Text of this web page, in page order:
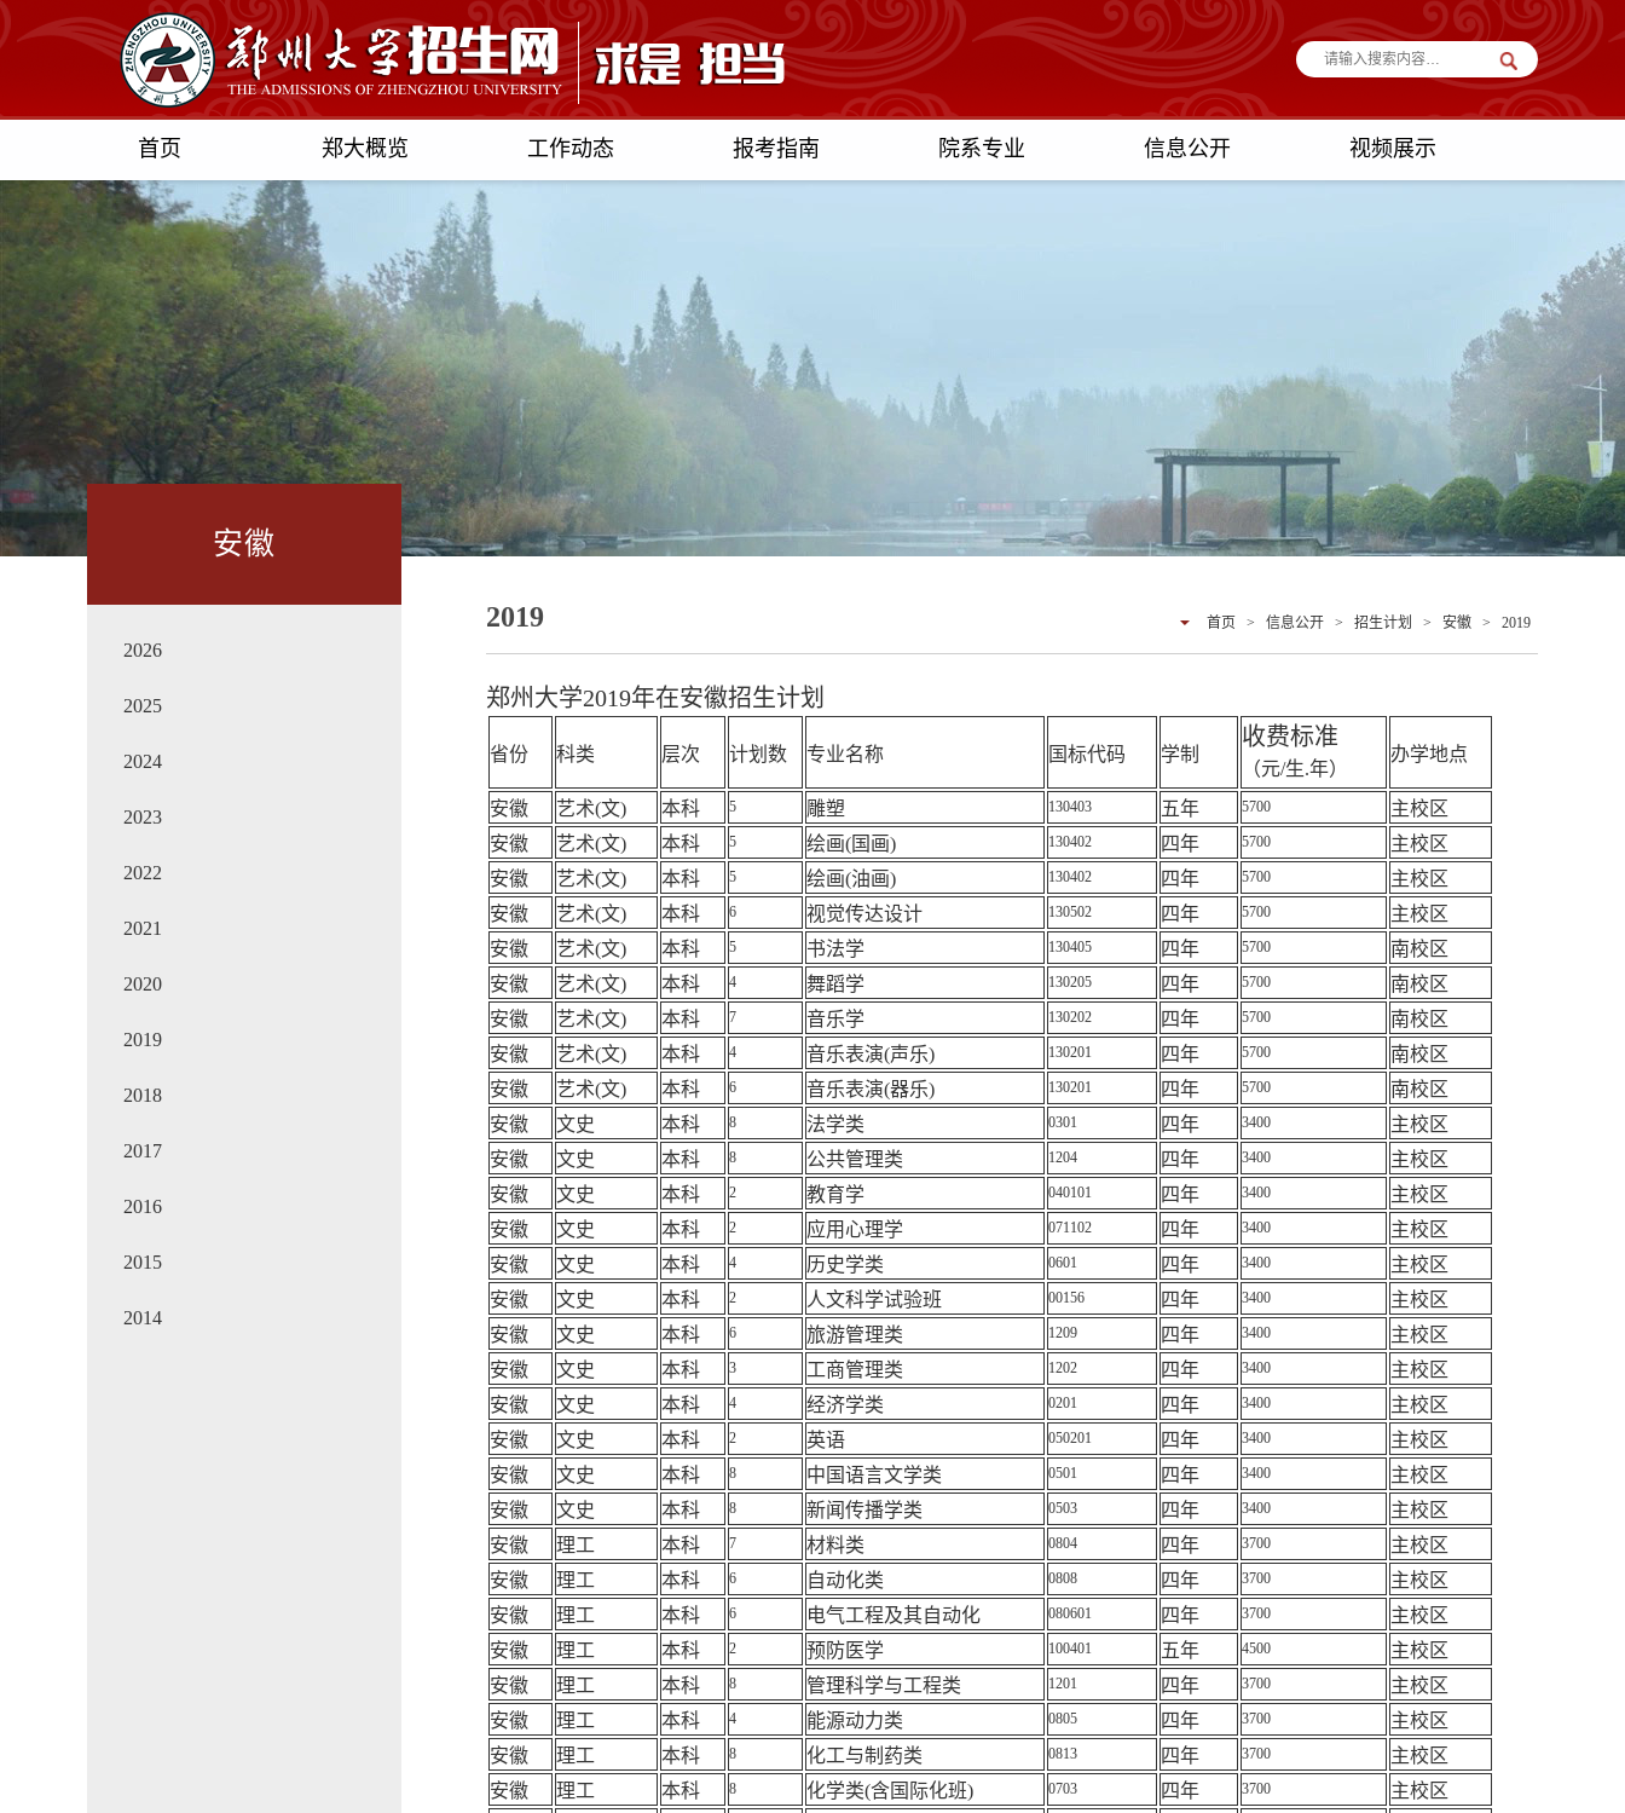
首页 郑大概览 工作动态 报考指南 院系专业 信息公开 视频展示
安徽
2026
2025
2024
2023
2022
2021
2020
2019
2018
2017
2016
2015
2014
2019 首页 > 信息公开 > 招生计划 > 安徽 > 2019
郑州大学2019年在安徽招生计划
省份 科类 层次 计划数 专业名称 国标代码 学制
收费标准
（元/生.年）
办学地点
安徽 艺术(文) 本科 5 雕塑 130403 五年 5700
主校区
安徽
艺术(文) 本科 5 绘画(国画) 130402 四年 5700
主校区
安徽
艺术(文) 本科 5 绘画(油画) 130402 四年 5700
主校区
安徽
艺术(文) 本科 6 视觉传达设计 130502 四年 5700
主校区
安徽
艺术(文) 本科 5 书法学 130405 四年 5700
南校区
安徽
艺术(文) 本科 4 舞蹈学 130205 四年 5700
南校区
安徽
艺术(文) 本科 7 音乐学 130202 四年 5700
南校区
安徽
艺术(文) 本科 4 音乐表演(声乐) 130201 四年 5700
南校区
安徽
艺术(文) 本科 6 音乐表演(器乐) 130201 四年 5700
南校区
安徽
文史 本科 8 法学类 0301 四年 3400
主校区
安徽
文史 本科 8 公共管理类 1204 四年 3400
主校区
安徽
文史 本科 2 教育学 040101 四年 3400
主校区
安徽
文史 本科 2 应用心理学 071102 四年 3400
主校区
安徽
文史 本科 4 历史学类 0601 四年 3400
主校区
安徽
文史 本科 2 人文科学试验班 00156 四年 3400
主校区
安徽
文史 本科 6 旅游管理类 1209 四年 3400
主校区
安徽
文史 本科 3 工商管理类 1202 四年 3400
主校区
安徽
文史 本科 4 经济学类 0201 四年 3400
主校区
安徽
文史 本科 2 英语 050201 四年 3400
主校区
安徽
文史 本科 8 中国语言文学类 0501 四年 3400
主校区
安徽
文史 本科 8 新闻传播学类 0503 四年 3400
主校区
安徽
理工 本科 7 材料类 0804 四年 3700
主校区
安徽
理工 本科 6 自动化类 0808 四年 3700
主校区
安徽
理工 本科 6 电气工程及其自动化 080601 四年 3700
主校区
安徽
理工 本科 2 预防医学 100401 五年 4500
主校区
安徽
理工 本科 8 管理科学与工程类 1201 四年 3700
主校区
安徽
理工 本科 4 能源动力类 0805 四年 3700
主校区
安徽
理工 本科 8 化工与制药类 0813 四年 3700
主校区
安徽
理工 本科 8 化学类(含国际化班) 0703 四年 3700
主校区